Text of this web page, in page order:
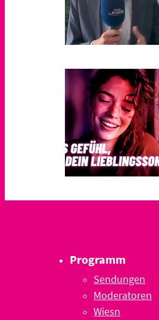
Programm
Sendungen
Moderatoren
Wiesn